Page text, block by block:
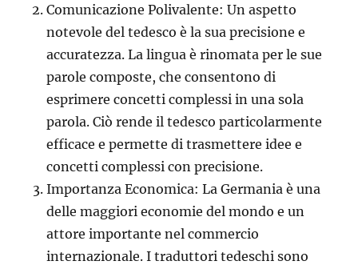
Comunicazione Polivalente: Un aspetto
notevole del tedesco è la sua precisione e
accuratezza. La lingua è rinomata per le sue
parole composte, che consentono di
esprimere concetti complessi in una sola
parola. Ciò rende il tedesco particolarmente
efficace e permette di trasmettere idee e
concetti complessi con precisione.
Importanza Economica: La Germania è una
delle maggiori economie del mondo e un
attore importante nel commercio
internazionale. I traduttori tedeschi sono